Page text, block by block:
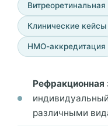
Витреоретинальная
Клинические кейсы
НМО-аккредитация
Рефракционная
различными